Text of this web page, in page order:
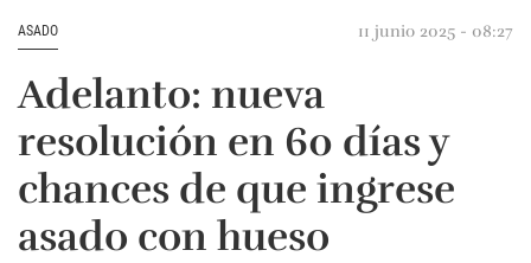
ASADO 11 junio 2025 - 08:27
Adelanto: nueva
resolución en 60 días y
chances de que ingrese
asado con hueso